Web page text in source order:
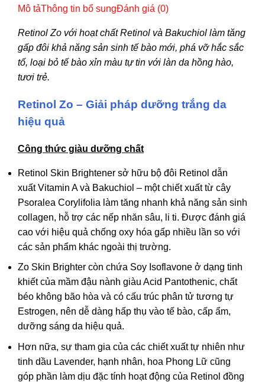
này
biến
tùy
thể
chọn
trên
trang
sản
phẩm
Mô tảThông tin bổ sungĐánh giá (0)
Retinol Zo với hoạt chất Retinol và Bakuchiol làm tăng
gấp đôi khả năng sản sinh tế bào mới, phá vỡ hắc sắc
tố, loại bỏ tế bào xỉn màu tự tin với làn da hồng hào,
tươi trẻ.
Retinol Zo – Giải pháp dưỡng trắng da
hiệu quả
Công thức giàu dưỡng chất
Retinol Skin Brightener sở hữu bộ đôi Retinol dẫn
xuất Vitamin A và Bakuchiol – một chiết xuất từ cây
Psoralea Corylifolia làm tăng nhanh khả năng sản sinh
collagen, hỗ trợ các nếp nhăn sâu, li ti. Được đánh giá
cao với hiệu quả chống oxy hóa gấp nhiều lần so với
các sản phẩm khác ngoài thị trường.
Zo Skin Brighter còn chứa Soy Isoflavone ở dạng tinh
khiết của mầm đậu nành giàu Acid Pantothenic, chất
béo không bão hòa và có cấu trúc phân tử tương tự
Estrogen, nên dễ dàng hấp thụ vào tế bào, cấp ẩm,
dưỡng sáng da hiệu quả.
Hơn nữa, sự tham gia của các chiết xuất tự nhiên như
tinh dầu Lavender, hạnh nhân, hoa Phong Lữ cũng
góp phần làm dịu đặc tính hoạt động của Retinol đồng